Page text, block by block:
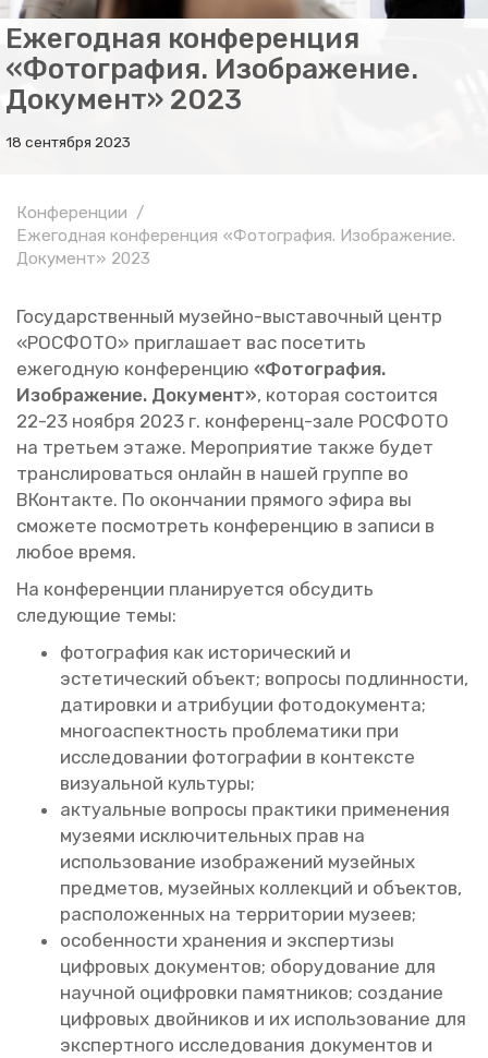
Ежегодная конференция
«Фотография. Изображение.
Документ» 2023
18 сентября 2023
Конференции
Ежегодная конференция «Фотография. Изображение.
Документ» 2023
Го­су­дар­ствен­ный му­зей­но-вы­ста­воч­ный центр
«РОС­ФО­ТО» при­гла­ша­ет вас по­се­тить
еже­год­ную кон­фе­рен­цию «Фо­то­гра­фия.
Изоб­ра­же­ние. До­ку­мент», ко­то­рая со­сто­ит­ся
22-23 но­яб­ря 2023 г. кон­фе­ренц-зале РОС­ФО­ТО
на тре­тьем этаже. Ме­ро­при­я­тие также будет
транс­ли­ро­вать­ся он­лайн в нашей груп­пе во
ВКон­так­те. По окон­ча­нии пря­мо­го эфира вы
смо­же­те по­смот­реть кон­фе­рен­цию в за­пи­си в
любое время.
На кон­фе­рен­ции пла­ни­ру­ет­ся об­су­дить
сле­ду­ю­щие темы:
фо­то­гра­фия как ис­то­ри­че­ский и
эс­те­ти­че­ский объ­ект; во­про­сы под­лин­но­сти,
да­ти­ров­ки и ат­ри­бу­ции фо­то­до­ку­мен­та;
мно­го­ас­пект­ность про­бле­ма­ти­ки при
ис­сле­до­ва­нии фо­то­гра­фии в кон­тек­сте
ви­зу­аль­ной куль­ту­ры;
ак­ту­аль­ные во­про­сы прак­ти­ки при­ме­не­ния
му­зе­я­ми ис­клю­чи­тель­ных прав на
ис­поль­зо­ва­ние изоб­ра­же­ний му­зей­ных
пред­ме­тов, му­зей­ных кол­лек­ций и объ­ек­тов,
рас­по­ло­жен­ных на тер­ри­то­рии му­зеев;
осо­бен­но­сти хра­не­ния и экс­пер­ти­зы
циф­ро­вых до­ку­мен­тов; обо­ру­до­ва­ние для
на­уч­ной оциф­ров­ки па­мят­ни­ков; со­зда­ние
циф­ро­вых двой­ни­ков и их ис­поль­зо­ва­ние для
экс­перт­но­го ис­сле­до­ва­ния до­ку­мен­тов и